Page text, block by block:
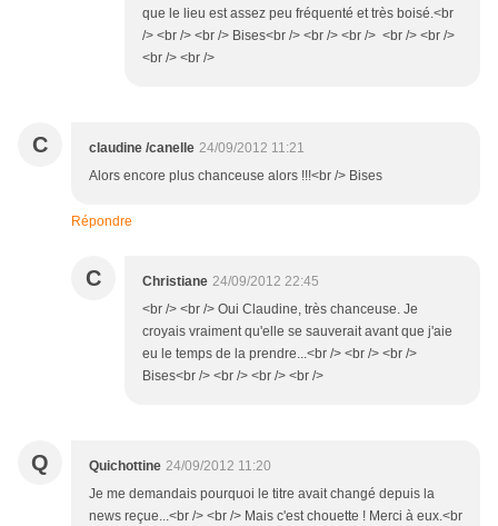
que le lieu est assez peu fréquenté et très boisé.<br
/> <br /> <br /> Bises<br /> <br /> <br /> <br /> <br />
<br /> <br />
C claudine /canelle 24/09/2012 11:21
Alors encore plus chanceuse alors !!!<br /> Bises
Répondre
C Christiane 24/09/2012 22:45
<br /> <br /> Oui Claudine, très chanceuse. Je
croyais vraiment qu'elle se sauverait avant que j'aie
eu le temps de la prendre...<br /> <br /> <br />
Bises<br /> <br /> <br /> <br />
Q Quichottine 24/09/2012 11:20
Je me demandais pourquoi le titre avait changé depuis la
news reçue...<br /> <br /> Mais c'est chouette ! Merci à eux.<br